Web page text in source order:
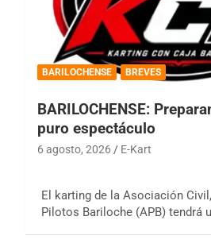
BARILOCHENSE BREVES
BARILOCHENSE:
puro espectáculo
6 agosto, 2026 E-Kart
El karting de la Asociación
Pilotos Bariloche (APB) tendrá